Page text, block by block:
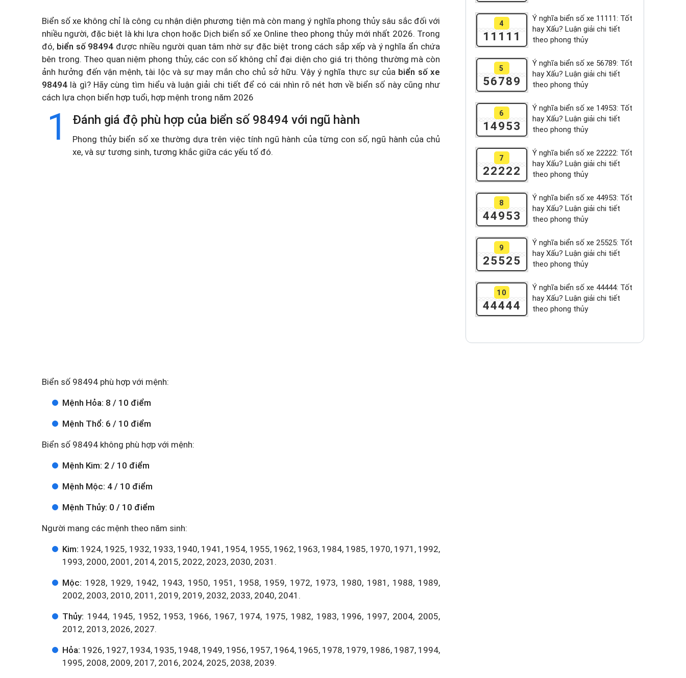
Biển số xe không chỉ là công cụ nhận diện phương tiện mà còn mang ý nghĩa phong thủy sâu sắc đối với
nhiều người, đặc biệt là khi lựa chọn hoặc Dịch biển số xe Online theo phong thủy mới nhất 2026. Trong
đó, biển số 98494 được nhiều người quan tâm nhờ sự đặc biệt trong cách sắp xếp và ý nghĩa ẩn chứa
bên trong. Theo quan niệm phong thủy, các con số không chỉ đại diện cho giá trị thông thường mà còn
ảnh hưởng đến vận mệnh, tài lộc và sự may mắn cho chủ sở hữu. Vậy ý nghĩa thực sự của biển số xe
98494 là gì? Hãy cùng tìm hiểu và luận giải chi tiết để có cái nhìn rõ nét hơn về biển số này cũng như
cách lựa chọn biển hợp tuổi, hợp mệnh trong năm 2026
1 Đánh giá độ phù hợp của biển số 98494 với ngũ hành
Phong thủy biển số xe thường dựa trên việc tính ngũ hành của từng con số, ngũ hành của chủ
xe, và sự tương sinh, tương khắc giữa các yếu tố đó.
Biển số 98494 phù hợp với mệnh:
Mệnh Hỏa: 8 / 10 điểm
Mệnh Thổ: 6 / 10 điểm
Biển số 98494 không phù hợp với mệnh:
Mệnh Kim: 2 / 10 điểm
Mệnh Mộc: 4 / 10 điểm
Mệnh Thủy: 0 / 10 điểm
Người mang các mệnh theo năm sinh:
Kim: 1924, 1925, 1932, 1933, 1940, 1941, 1954, 1955, 1962, 1963, 1984, 1985, 1970, 1971, 1992,
1993, 2000, 2001, 2014, 2015, 2022, 2023, 2030, 2031.
Mộc: 1928, 1929, 1942, 1943, 1950, 1951, 1958, 1959, 1972, 1973, 1980, 1981, 1988, 1989,
2002, 2003, 2010, 2011, 2019, 2019, 2032, 2033, 2040, 2041.
Thủy: 1944, 1945, 1952, 1953, 1966, 1967, 1974, 1975, 1982, 1983, 1996, 1997, 2004, 2005,
2012, 2013, 2026, 2027.
Hỏa: 1926, 1927, 1934, 1935, 1948, 1949, 1956, 1957, 1964, 1965, 1978, 1979, 1986, 1987, 1994,
1995, 2008, 2009, 2017, 2016, 2024, 2025, 2038, 2039.
4
11111
Ý nghĩa biển số xe 11111: Tốt
hay Xấu? Luận giải chi tiết
theo phong thủy
5
56789
Ý nghĩa biển số xe 56789: Tốt
hay Xấu? Luận giải chi tiết
theo phong thủy
6
14953
Ý nghĩa biển số xe 14953: Tốt
hay Xấu? Luận giải chi tiết
theo phong thủy
7
22222
Ý nghĩa biển số xe 22222: Tốt
hay Xấu? Luận giải chi tiết
theo phong thủy
8
44953
Ý nghĩa biển số xe 44953: Tốt
hay Xấu? Luận giải chi tiết
theo phong thủy
9
25525
Ý nghĩa biển số xe 25525: Tốt
hay Xấu? Luận giải chi tiết
theo phong thủy
10
44444
Ý nghĩa biển số xe 44444: Tốt
hay Xấu? Luận giải chi tiết
theo phong thủy